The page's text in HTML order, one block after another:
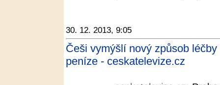
30. 12. 2013, 9:05
Češi vymýšlí nový způsob
peníze - ceskatelevize.cz